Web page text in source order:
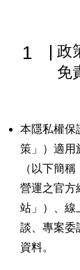
1
政
免
本隱私權保
策」）適用
（以下簡
營運之官方
站」）、線
談、專案委
資料。